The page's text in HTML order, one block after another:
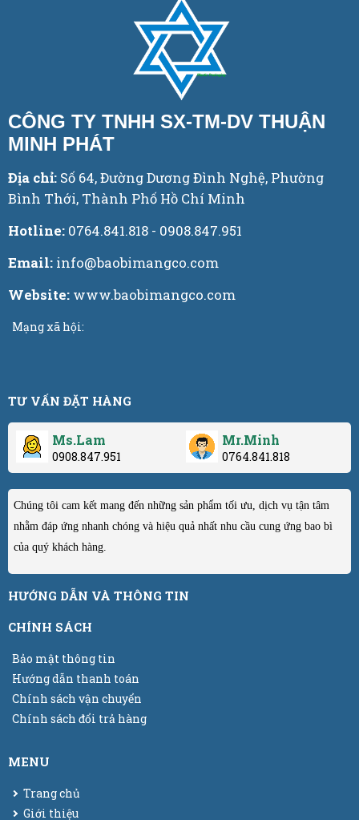
CÔNG TY TNHH SX-TM-DV THUẬN
MINH PHÁT
Địa chỉ: Số 64, Đường Dương Đình Nghệ, Phường
Bình Thới, Thành Phố Hồ Chí Minh
Hotline: 0764.841.818 - 0908.847.951
Email: info@baobimangco.com
Website: www.baobimangco.com
Mạng xã hội:
TƯ VẤN ĐẶT HÀNG
Ms.Lam
0908.847.951
Mr.Minh
0764.841.818
Chúng tôi cam kết mang đến những sản phẩm tối ưu, dịch vụ tận tâm
nhằm đáp ứng nhanh chóng và hiệu quả nhất nhu cầu cung ứng bao bì
của quý khách hàng.
HƯỚNG DẪN VÀ THÔNG TIN
CHÍNH SÁCH
Bảo mật thông tin
Hướng dẫn thanh toán
Chính sách vận chuyển
Chính sách đổi trả hàng
MENU
Trang chủ
Giới thiệu